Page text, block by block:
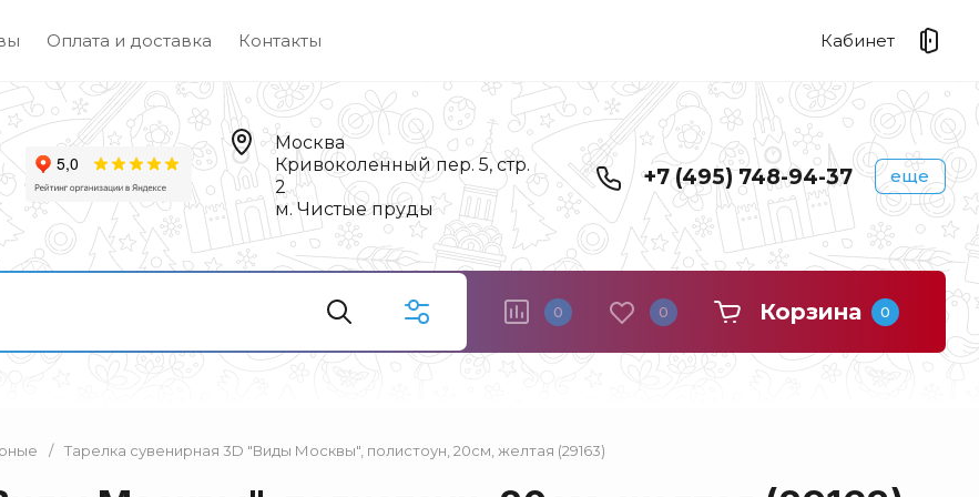
Оплата и доставка Контакты Кабинет
Москва
Кривоколенный пер. 5, стр.
2
м. Чистые пруды
+7 (495) 748-94-37 еще
Береста
0 0 Корзина 0
/ Тарелка сувенирная 3D "Виды Москвы", полистоун, 20см, желтая (29163)